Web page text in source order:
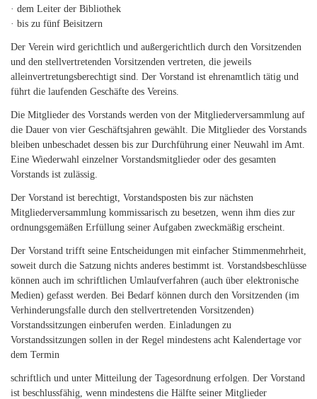
· dem Leiter der Bibliothek
· bis zu fünf Beisitzern
Der Verein wird gerichtlich und außergerichtlich durch den Vorsitzenden
und den stellvertretenden Vorsitzenden vertreten, die jeweils
alleinvertretungsberechtigt sind. Der Vorstand ist ehrenamtlich tätig und
führt die laufenden Geschäfte des Vereins.
Die Mitglieder des Vorstands werden von der Mitgliederversammlung auf
die Dauer von vier Geschäftsjahren gewählt. Die Mitglieder des Vorstands
bleiben unbeschadet dessen bis zur Durchführung einer Neuwahl im Amt.
Eine Wiederwahl einzelner Vorstandsmitglieder oder des gesamten
Vorstands ist zulässig.
Der Vorstand ist berechtigt, Vorstandsposten bis zur nächsten
Mitgliederversammlung kommissarisch zu besetzen, wenn ihm dies zur
ordnungsgemäßen Erfüllung seiner Aufgaben zweckmäßig erscheint.
Der Vorstand trifft seine Entscheidungen mit einfacher Stimmenmehrheit,
soweit durch die Satzung nichts anderes bestimmt ist. Vorstandsbeschlüsse
können auch im schriftlichen Umlaufverfahren (auch über elektronische
Medien) gefasst werden. Bei Bedarf können durch den Vorsitzenden (im
Verhinderungsfalle durch den stellvertretenden Vorsitzenden)
Vorstandssitzungen einberufen werden. Einladungen zu
Vorstandssitzungen sollen in der Regel mindestens acht Kalendertage vor
dem Termin
schriftlich und unter Mitteilung der Tagesordnung erfolgen. Der Vorstand
ist beschlussfähig, wenn mindestens die Hälfte seiner Mitglieder